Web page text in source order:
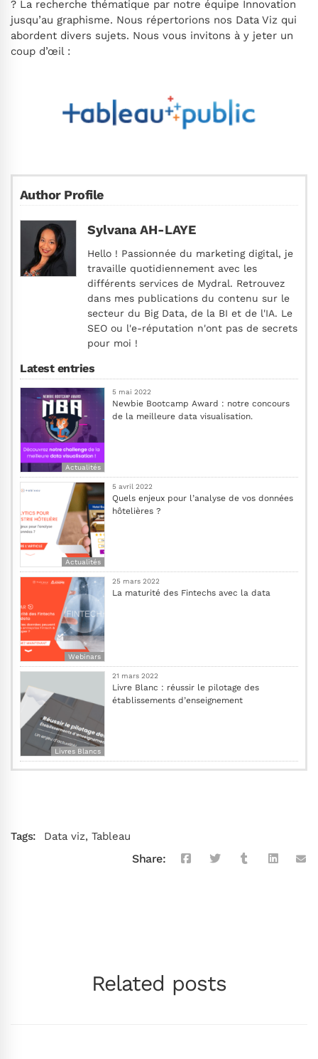
? La recherche thématique par notre équipe Innovation
jusqu’au graphisme. Nous répertorions nos Data Viz qui
abordent divers sujets. Nous vous invitons à y jeter un
coup d’œil :
Author Profile
Sylvana AH-LAYE
Hello ! Passionnée du marketing digital, je
travaille quotidiennement avec les
différents services de Mydral. Retrouvez
dans mes publications du contenu sur le
secteur du Big Data, de la BI et de l'IA. Le
SEO ou l'e-réputation n'ont pas de secrets
pour moi !
Latest entries
Actualités
5 mai 2022
Newbie Bootcamp Award : notre concours
de la meilleure data visualisation.
Actualités
5 avril 2022
Quels enjeux pour l’analyse de vos données
hôtelières ?
Webinars
25 mars 2022
La maturité des Fintechs avec la data
Livres Blancs
21 mars 2022
Livre Blanc : réussir le pilotage des
établissements d’enseignement
Tags: Data viz, Tableau
Share:
Related posts